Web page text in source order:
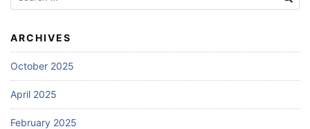
for:
ARCHIVES
October 2025
April 2025
February 2025